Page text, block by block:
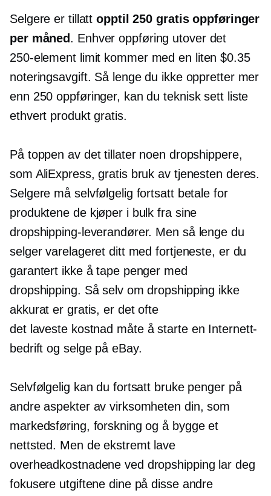
Selgere er tillattopptil 250 gratis oppføringer
per måned. Enhver oppføring utover det
250-elementlimit kommer med en liten $0.35
noteringsavgift. Så lenge du ikke oppretter mer
enn 250 oppføringer, kan du teknisk sett liste
ethvert produkt gratis.
På toppen av det tillater noen dropshippere,
som AliExpress, gratis bruk av tjenesten deres.
Selgere må selvfølgelig fortsatt betale for
produktene de kjøper i bulk fra sine
dropshipping-leverandører. Men så lenge du
selger varelageret ditt med fortjeneste, er du
garantert ikke å tape penger med
dropshipping. Så selv om dropshipping ikke
akkurat er gratis, er det ofte
det laveste kostnad måte å starte en Internett-
bedrift og selge på eBay.
Selvfølgelig kan du fortsatt bruke penger på
andre aspekter av virksomheten din, som
markedsføring, forskning og å bygge et
nettsted. Men de ekstremt lave
overheadkostnadene ved dropshipping lar deg
fokusere utgiftene dine på disse andre